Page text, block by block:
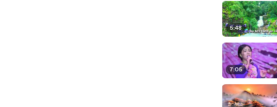
5:48
7:05